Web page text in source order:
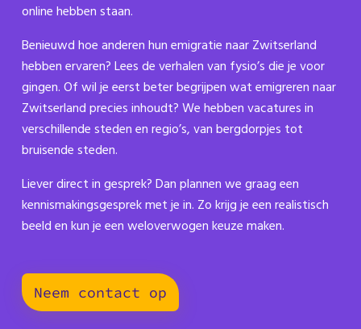
online hebben staan.
Benieuwd hoe anderen hun emigratie naar Zwitserland
hebben ervaren? Lees de verhalen van fysio’s die je voor
gingen. Of wil je eerst beter begrijpen wat emigreren naar
Zwitserland precies inhoudt? We hebben vacatures in
verschillende steden en regio’s, van bergdorpjes tot
bruisende steden.
Liever direct in gesprek? Dan plannen we graag een
kennismakingsgesprek met je in. Zo krijg je een realistisch
beeld en kun je een weloverwogen keuze maken.
Neem contact op